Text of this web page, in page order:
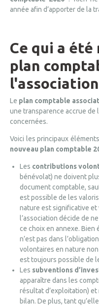
année afin d’apporter de la
Ce qui a
plan
l'association
Le plan comptable
une transparence accrue
concernées.
Voici les principaux
nouveau plan comptable
Les contributions
bénévolat) ne doivent
document comptable,
est possible de les
nature est significative et
l’association décide de
ce choix en annexe. Bien
n’est pas dans
volontaires en nature
est toujours possible de
Les subventions
apparaître dans les
résultat d’exploitation)
bilan. De plus, tant